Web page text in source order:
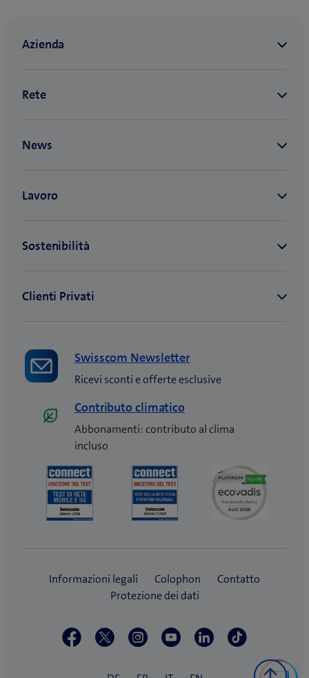
Swisscom Newsletter
Ricevi sconti e offerte esclusive
Contributo climatico
Abbonamenti: contributo al clima
incluso